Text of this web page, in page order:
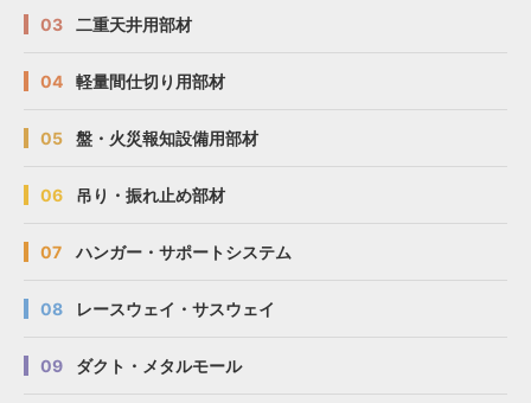
03 二重天井用部材
04 軽量間仕切り用部材
05 盤・火災報知設備用部材
06 吊り・振れ止め部材
07 ハンガー・サポートシステム
08 レースウェイ・サスウェイ
09 ダクト・メタルモール